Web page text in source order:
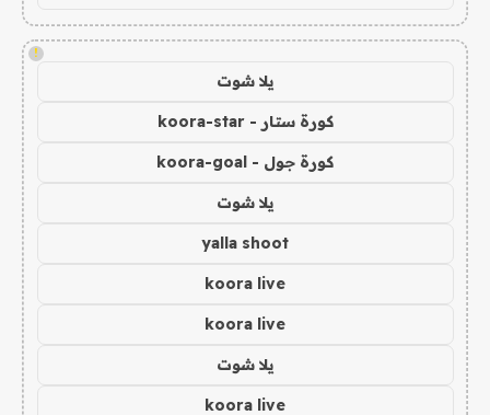
!
يلا شوت
كورة ستار - koora-star
كورة جول - koora-goal
يلا شوت
yalla shoot
koora live
koora live
يلا شوت
koora live